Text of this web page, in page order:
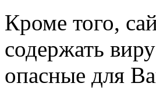
Кроме того,
содержать
опасные для